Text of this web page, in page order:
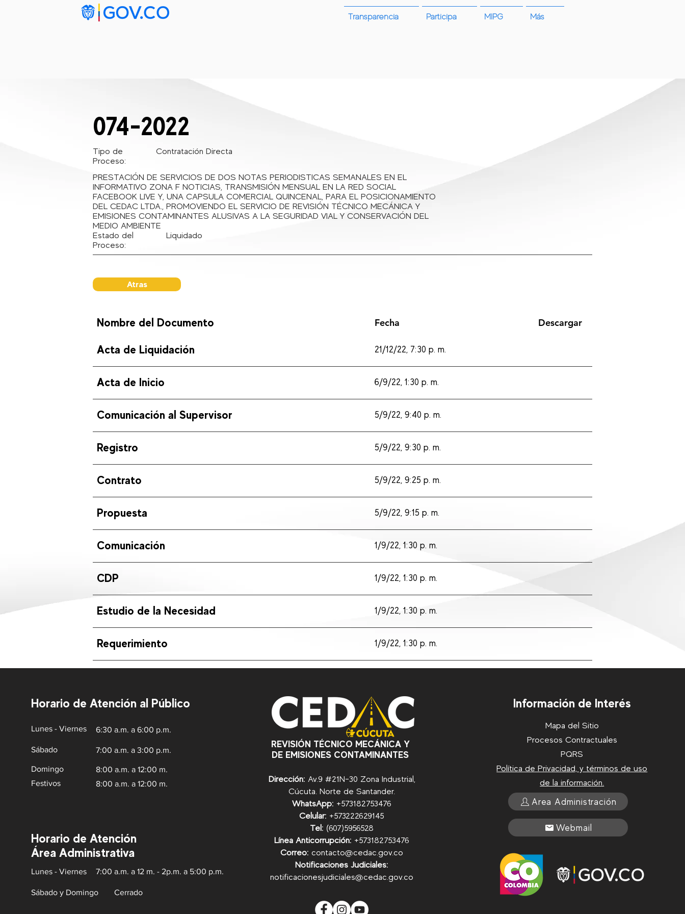
Transparencia Participa MIPG Más
074-2022
Tipo de
Proceso:
Contratación Directa
PRESTACIÓN DE SERVICIOS DE DOS NOTAS PERIODISTICAS SEMANALES EN EL
INFORMATIVO ZONA F NOTICIAS, TRANSMISIÓN MENSUAL EN LA RED SOCIAL
FACEBOOK LIVE Y, UNA CAPSULA COMERCIAL QUINCENAL, PARA EL POSICIONAMIENTO
DEL CEDAC LTDA., PROMOVIENDO EL SERVICIO DE REVISIÓN TÉCNICO MECÁNICA Y
EMISIONES CONTAMINANTES ALUSIVAS A LA SEGURIDAD VIAL Y CONSERVACIÓN DEL
MEDIO AMBIENTE
Estado del
Proceso:
Liquidado
Atras
Nombre del Documento Fecha
Acta de Liquidación 21/12/22, 7:30 p. m.
Acta de Inicio 6/9/22, 1:30 p. m.
Comunicación al Supervisor 5/9/22, 9:40 p. m.
Registro 5/9/22, 9:30 p. m.
Contrato 5/9/22, 9:25 p. m.
Propuesta 5/9/22, 9:15 p. m.
Comunicación 1/9/22, 1:30 p. m.
CDP 1/9/22, 1:30 p. m.
Estudio de la Necesidad 1/9/22, 1:30 p. m.
Requerimiento 1/9/22, 1:30 p. m.
Descargar
Horario de Atención al Público
Lunes - Viernes 6:30 a.m. a 6:00 p.m.
Sábado 7:00 a.m. a 3:00 p.m.
Domingo
Festivos
8:00 a.m. a 12:00 m.
8:00 a.m. a 12:00 m.
Horario de Atención
Área Administrativa
Lunes - Viernes 7:00 a.m. a 12 m. - 2p.m. a 5:00 p.m.
Sábado y Domingo Cerrado
REVISIÓN TÉCNICO MECÁNICA Y
DE EMISIONES CONTAMINANTES
Dirección: Av.9 #21N-30 Zona Industrial,
Cúcuta. Norte de Santander.
WhatsApp: +573182753476
Celular: +573222629145
Tel: (607)5956528
Línea Anticorrupción: +573182753476
Correo:contacto@cedac.gov.co
Notificaciones Judiciales:
notificacionesjudiciales@cedac.gov.co
Información de Interés
Mapa del Sitio
Procesos Contractuales
PQRS
Política de Privacidad, y términos de uso
de la información.
Area Administración
Webmail